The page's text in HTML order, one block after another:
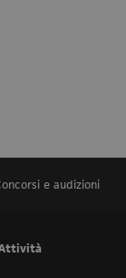
e audizioni